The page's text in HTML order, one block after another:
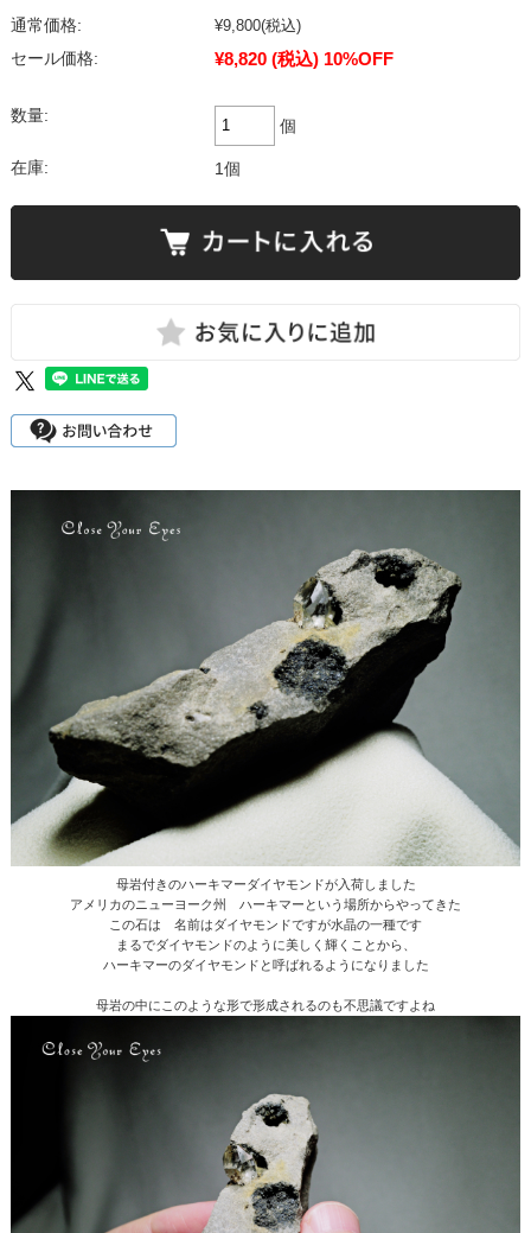
通常価格: ¥9,800(税込)
セール価格:
¥8,820 (税込) 10%OFF
数量:
個
在庫: 1個
母岩付きのハーキマーダイヤモンドが入荷しました
アメリカのニューヨーク州 ハーキマーという場所からやってきた
この石は 名前はダイヤモンドですが水晶の一種です
まるでダイヤモンドのように美しく輝くことから、
ハーキマーのダイヤモンドと呼ばれるようになりました
母岩の中にこのような形で形成されるのも不思議ですよね